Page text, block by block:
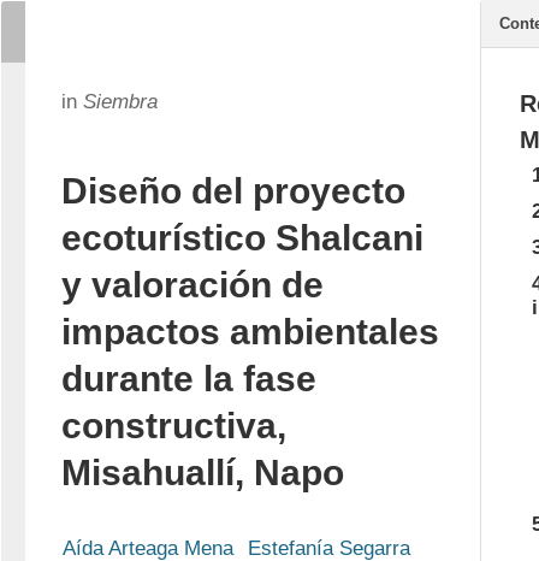
in Siembra
Diseño del proyecto
ecoturístico Shalcani
y valoración de
impactos ambientales
durante la fase
constructiva,
Misahuallí, Napo
Aída Arteaga Mena Estefanía Segarra